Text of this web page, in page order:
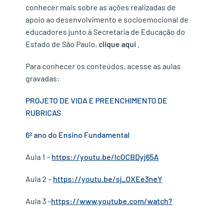
conhecer mais sobre as ações realizadas de
apoio ao desenvolvimento e socioemocional de
educadores junto à Secretaria de Educação do
Estado de São Paulo, clique aqui
Para conhecer os conteúdos, acesse as aulas
gravadas:
PROJETO DE VIDA E PREENCHIMENTO DE
RUBRICAS
6º ano do Ensino Fundamental
Aula 1 – https://youtu.be/lcOCBDyj65A
Aula 2 – https://youtu.be/sj_OXEe3neY
Aula 3 –https://www.youtube.com/watch?